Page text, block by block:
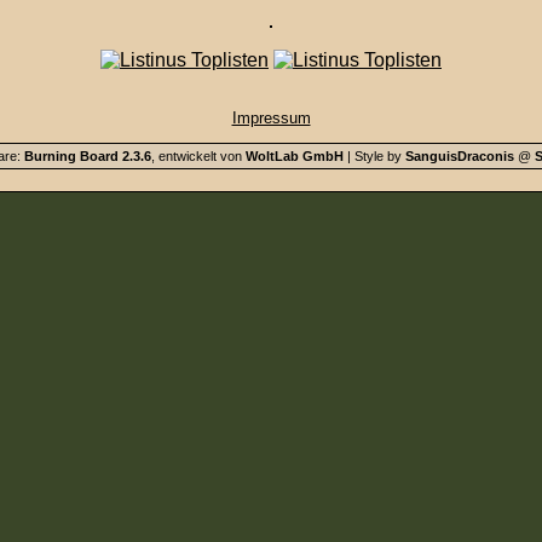
Impressum
Burning Board 2.3.6, entwickelt von WoltLab GmbH| Style by SanguisDraconis@